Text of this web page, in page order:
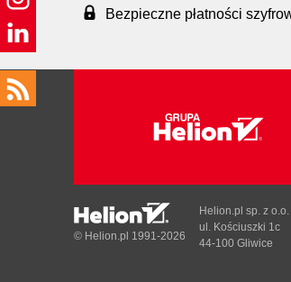
Bezpieczne płatności
© Helion.pl 1991-2026
Helion.pl sp. z o.o.
ul. Kościuszki 1c
44-100 Gliwice